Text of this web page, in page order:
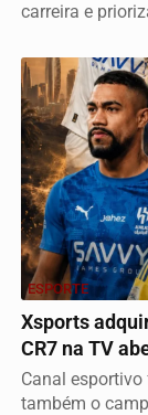
carreira e
ESPORTE
Xsports
CR7 na TV
Canal
também o